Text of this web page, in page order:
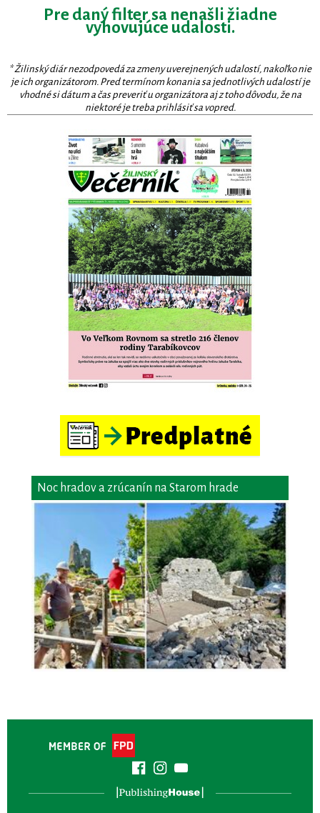
Pre daný filter sa nenašli žiadne
vyhovujúce udalosti.
* Žilinský diár nezodpovedá za zmeny uverejnených udalostí, nakoľko nie
je ich organizátorom. Pred termínom konania sa jednotlivých udalostí je
vhodné si dátum a čas preveriť u organizátora aj z toho dôvodu, že na
niektoré je treba prihlásiť sa vopred.
Noc hradov a zrúcanín na Starom hrade